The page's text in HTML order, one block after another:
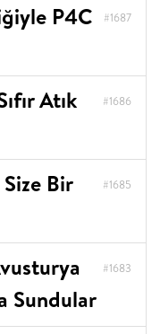
P4C
#1687
Atık
#1686
Bir
#1685
Sundular
#1683